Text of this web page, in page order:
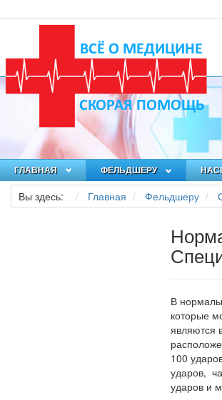
ГЛАВНАЯ ФЕЛЬДШЕРУ
Вы здесь: Главная Фельдшеру
В
которые
являются
100
ударов,
ударов и